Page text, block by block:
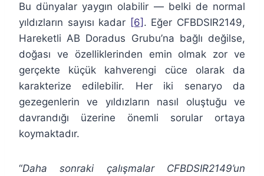
Bu dünyalar yaygın olabilir — belki de normal
yıldızların sayısı kadar [6] . Eğer CFBDSIR2149,
Hareketli AB Doradus Grubu’na bağlı değilse,
doğası ve özelliklerinden emin olmak zor ve
gerçekte küçük kahverengi cüce olarak da
karakterize edilebilir. Her iki senaryo da
gezegenlerin ve yıldızların nasıl oluştuğu ve
davrandığı üzerine önemli sorular ortaya
koymaktadır.
“Daha sonraki çalışmalar CFBDSIR2149’un